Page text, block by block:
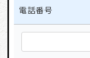
電話番号